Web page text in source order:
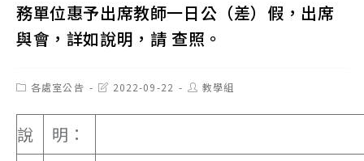
務單位惠予出席教師一日公（差）假，出席
與會，詳如說明，請 查照。
Post各處室公告
Post2022-09-22
Post教學組
說
明：